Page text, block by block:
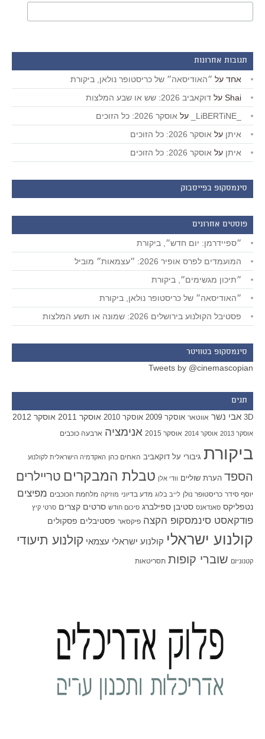
תגובות אחרונות
אחד על ״האודיסאה״ של כריסטופר נולאן, ביקורת
Shai על דוקאביב 2026: שש או שבע המלצות
על אוסקר 2026: כל הזוכים
איתן על אוסקר 2026: כל הזוכים
איתן על אוסקר 2026: כל הזוכים
סינמסקופ בפייסבוק
פוסטים אחרונים
״ספיידרמן: יום חדש״, ביקורת
המועמדים לפרס אופיר 2026: ״עצמאות״ מוביל
״תיכון מגשימים״, ביקורת
״האודיסאה״ של כריסטופר נולאן, ביקורת
פסטיבל הקולנוע בירושלים 2026: שמונה או תשע המלצות
סינמסקופ בטוויטר
Tweets by @cinemascopian
תגים
3D אבי נשר אווטאר אוסקר 2009 אוסקר 2010 אוסקר 2011 אוסקר 2012
אוסקר 2013 אוסקר 2014 אוסקר 2015 אנימציה ארבעה כוכבים
ביקורת גיבורי על דוקאביב האחים כהן האקדמיה הישראלית לקולנוע
הספד הערת שוליים וודי אלן טבלת המבקרים טריילרים
יוסף סידר כריסטופר נולן לייב בלוג מדע בדיוני מוזיקה מלחמת הכוכבים מפיצים
נטפליקס סאנדאנס סטיבן ספילברג סיכום חודש סרטים קצרים סרטי קיץ
פודקאסט סינמסקופ הקצה פיקסאר פסטיבלים פסקולים
קולנוע ישראלי קולנוע ישראלי עצמאי קולנוע תיעודי
קטנוניזם שוברי קופות תסריטאות